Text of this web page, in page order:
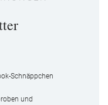
Schnäppchen
und